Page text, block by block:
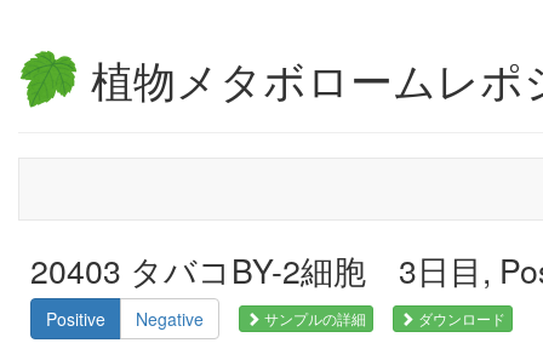
植物メタボロームレポ
20403 タバコBY-2細胞 3日目,
Positive Negative サンプルの詳細 ダウンロード